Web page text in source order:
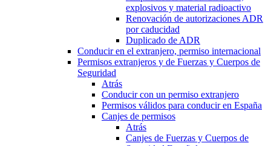
explosivos y material radioactivo
Renovación de autorizaciones ADR
por caducidad
Duplicado de ADR
Conducir en el extranjero, permiso internacional
Permisos extranjeros y de Fuerzas y Cuerpos de
Seguridad
Atrás
Conducir con un permiso extranjero
Permisos válidos para conducir en España
Canjes de permisos
Atrás
Canjes de Fuerzas y Cuerpos de